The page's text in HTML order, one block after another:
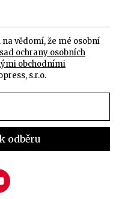
vědomí, že mé osobní
ochrany osobních
obchodními
s.r.o.